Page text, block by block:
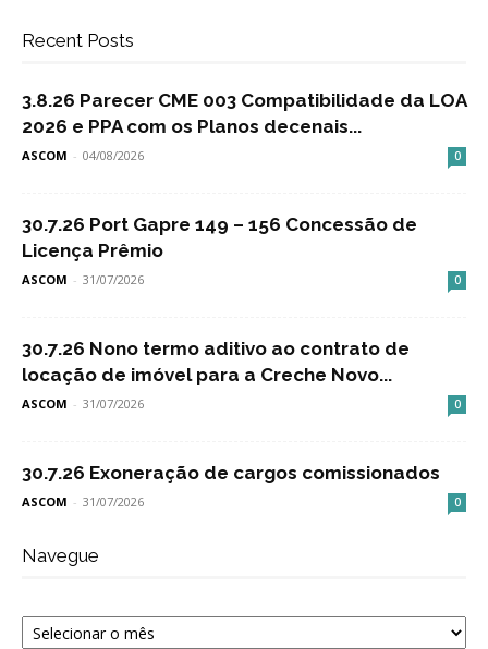
Recent Posts
3.8.26 Parecer CME 003 Compatibilidade da LOA
2026 e PPA com os Planos decenais...
ASCOM - 04/08/2026 0
30.7.26 Port Gapre 149 – 156 Concessão de
Licença Prêmio
ASCOM - 31/07/2026 0
30.7.26 Nono termo aditivo ao contrato de
locação de imóvel para a Creche Novo...
ASCOM - 31/07/2026 0
30.7.26 Exoneração de cargos comissionados
ASCOM - 31/07/2026 0
Navegue
Navegue